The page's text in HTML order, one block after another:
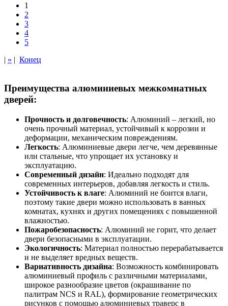
1
2
3
4
5
| » | Конец
Преимущества алюминиевых межкомнатных
дверей:
Прочность и долговечность: Алюминий – легкий, но
очень прочный материал, устойчивый к коррозии и
деформации, механическим повреждениям.
Легкость: Алюминиевые двери легче, чем деревянные
или стальные, что упрощает их установку и
эксплуатацию.
Современный дизайн: Идеально подходят для
современных интерьеров, добавляя легкость и стиль.
Устойчивость к влаге: Алюминий не боится влаги,
поэтому такие двери можно использовать в ванных
комнатах, кухнях и других помещениях с повышенной
влажностью.
Пожаробезопасность: Алюминий не горит, что делает
двери безопасными в эксплуатации.
Экологичность: Материал полностью перерабатывается
и не выделяет вредных веществ.
Вариативность дизайна: Возможность комбинировать
алюминиевый профиль с различными материалами,
широкое разнообразие цветов (окрашивание по
палитрам NCS и RAL), формирование геометрических
рисунков с помощью алюминиевых траверс в